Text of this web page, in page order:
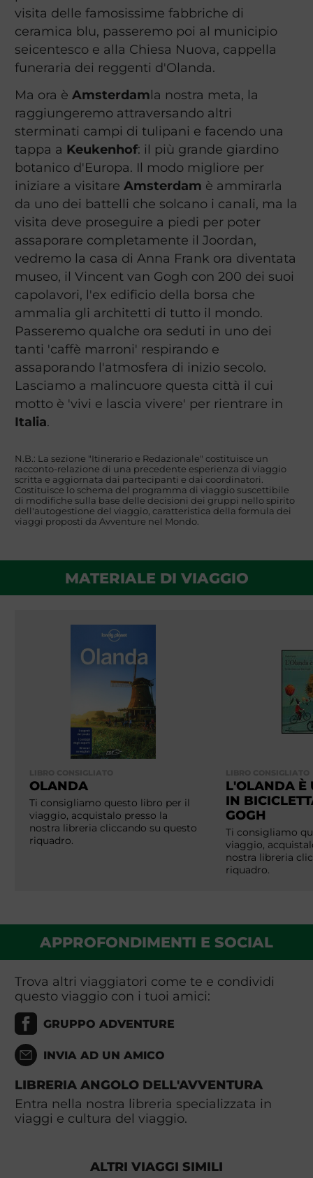
visita delle famosissime fabbriche di
ceramica blu, passeremo poi al municipio
seicentesco e alla Chiesa Nuova, cappella
funeraria dei reggenti d'Olanda.
Ma ora è Amsterdamla nostra meta, la
raggiungeremo attraversando altri
sterminati campi di tulipani e facendo una
tappa a Keukenhof: il più grande giardino
botanico d'Europa. Il modo migliore per
iniziare a visitare Amsterdam è ammirarla
da uno dei battelli che solcano i canali, ma la
visita deve proseguire a piedi per poter
assaporare completamente il Joordan,
vedremo la casa di Anna Frank ora diventata
museo, il Vincent van Gogh con 200 dei suoi
capolavori, l'ex edificio della borsa che
ammalia gli architetti di tutto il mondo.
Passeremo qualche ora seduti in uno dei
tanti 'caffè marroni' respirando e
assaporando l'atmosfera di inizio secolo.
Lasciamo a malincuore questa città il cui
motto è 'vivi e lascia vivere' per rientrare in
Italia.
N.B.: La sezione "Itinerario e Redazionale" costituisce un
racconto-relazione di una precedente esperienza di viaggio
scritta e aggiornata dai partecipanti e dai coordinatori.
Costituisce lo schema del programma di viaggio suscettibile
di modifiche sulla base delle decisioni dei gruppi nello spirito
dell'autogestione del viaggio, caratteristica della formula dei
viaggi proposti da Avventure nel Mondo.
MATERIALE DI VIAGGIO
OLANDA
Ti consigliamo questo libro per il
viaggio, acquistalo presso la
nostra libreria cliccando su questo
riquadro.
L'OLANDA È
IN
GOGH
Ti consigliamo
viaggio,
nostra libreria
riquadro.
APPROFONDIMENTI E SOCIAL
Trova altri viaggiatori come te e condividi
questo viaggio con i tuoi amici:
GRUPPO ADVENTURE
INVIA AD UN AMICO
LIBRERIA ANGOLO DELL'AVVENTURA
Entra nella nostra libreria specializzata in
viaggi e cultura del viaggio.
ALTRI VIAGGI SIMILI